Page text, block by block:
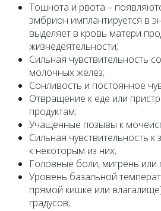
Тошнота и рвота –
эмбрион имплантируется в
выделяет в кровь матери
жизнедеятельности;
Сильная чувствительность
молочных желез;
Сонливость и постоянное
Отвращение к еде или
продуктам;
Учащенные позывы к
Сильная чувствительность
к некоторым из них;
Головные боли, мигрень или
Уровень базальной
прямой кишке или
градусов;